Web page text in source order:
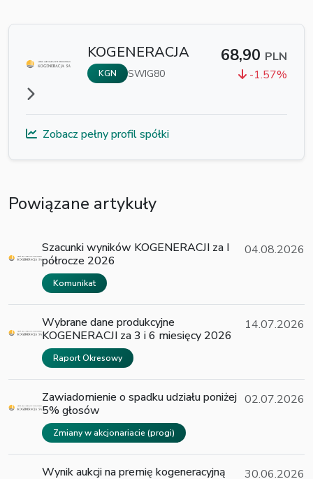
KOGENERACJA
KGN SWIG80
68,90 PLN
-1.57%
Zobacz pełny profil spółki
Powiązane artykuły
Szacunki wyników KOGENERACJI za I
półrocze 2026
Komunikat
04.08.2026
Wybrane dane produkcyjne
KOGENERACJI za 3 i 6 miesięcy 2026
Raport Okresowy
14.07.2026
Zawiadomienie o spadku udziału poniżej
5% głosów
Zmiany w akcjonariacie (progi)
02.07.2026
Wynik aukcji na premię kogeneracyjną 30.06.2026